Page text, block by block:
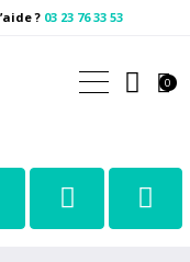
? 03 23 76 33 53
Lamartine
0